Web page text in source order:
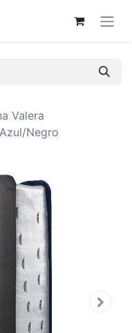
Valera
Negro